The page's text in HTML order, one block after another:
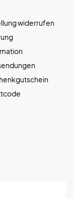
widerrufen